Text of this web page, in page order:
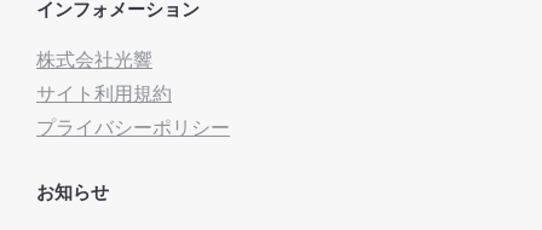
インフォメーション
株式会社光響
サイト利用規約
プライバシーポリシー
お知らせ